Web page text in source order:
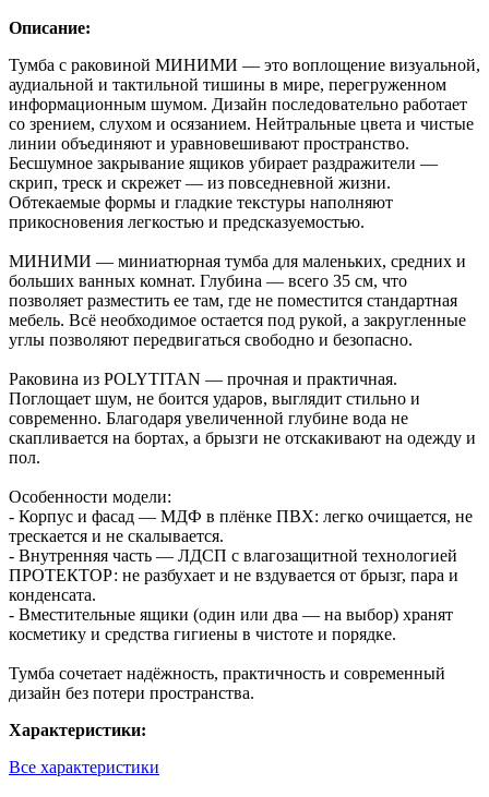
Описание:
Тумба с раковиной МИНИМИ — это воплощение визуальной,
аудиальной и тактильной тишины в мире, перегруженном
информационным шумом. Дизайн последовательно работает
со зрением, слухом и осязанием. Нейтральные цвета и чистые
линии объединяют и уравновешивают пространство.
Бесшумное закрывание ящиков убирает раздражители —
скрип, треск и скрежет — из повседневной жизни.
Обтекаемые формы и гладкие текстуры наполняют
прикосновения легкостью и предсказуемостью.
МИНИМИ — миниатюрная тумба для маленьких, средних и
больших ванных комнат. Глубина — всего 35 см, что
позволяет разместить ее там, где не поместится стандартная
мебель. Всё необходимое остается под рукой, а закругленные
углы позволяют передвигаться свободно и безопасно.
Раковина из POLYTITAN — прочная и практичная.
Поглощает шум, не боится ударов, выглядит стильно и
современно. Благодаря увеличенной глубине вода не
скапливается на бортах, а брызги не отскакивают на одежду и
пол.
Особенности модели:
- Корпус и фасад — МДФ в плёнке ПВХ: легко очищается, не
трескается и не скалывается.
- Внутренняя часть — ЛДСП с влагозащитной технологией
ПРОТЕКТОР: не разбухает и не вздувается от брызг, пара и
конденсата.
- Вместительные ящики (один или два — на выбор) хранят
косметику и средства гигиены в чистоте и порядке.
Тумба сочетает надёжность, практичность и современный
дизайн без потери пространства.
Характеристики:
Все характеристики